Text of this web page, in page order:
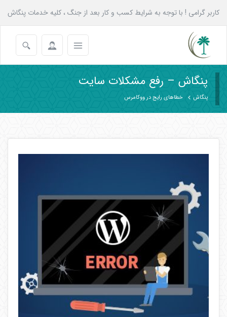
کاربر گرامی ! با توجه به شرایط کسب و کار بعد از جنگ ، کلیه خدمات پنگاش
به همه عزیزان تا پایان شهریور با 20 درصد تخفیف انجام می شود.
پنگاش – رفع مشکلات سایت
پنگاش خطاهای رایج در ووکامرس